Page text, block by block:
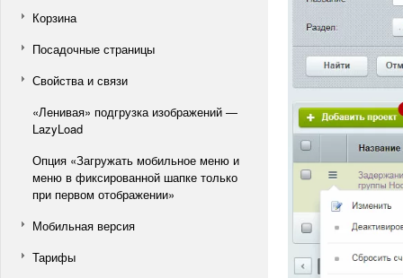
Корзина
Посадочные страницы
Свойства и связи
«Ленивая» подгрузка изображений —
LazyLoad
Опция «Загружать мобильное меню и
меню в фиксированной шапке только
при первом отображении»
Мобильная версия
Тарифы